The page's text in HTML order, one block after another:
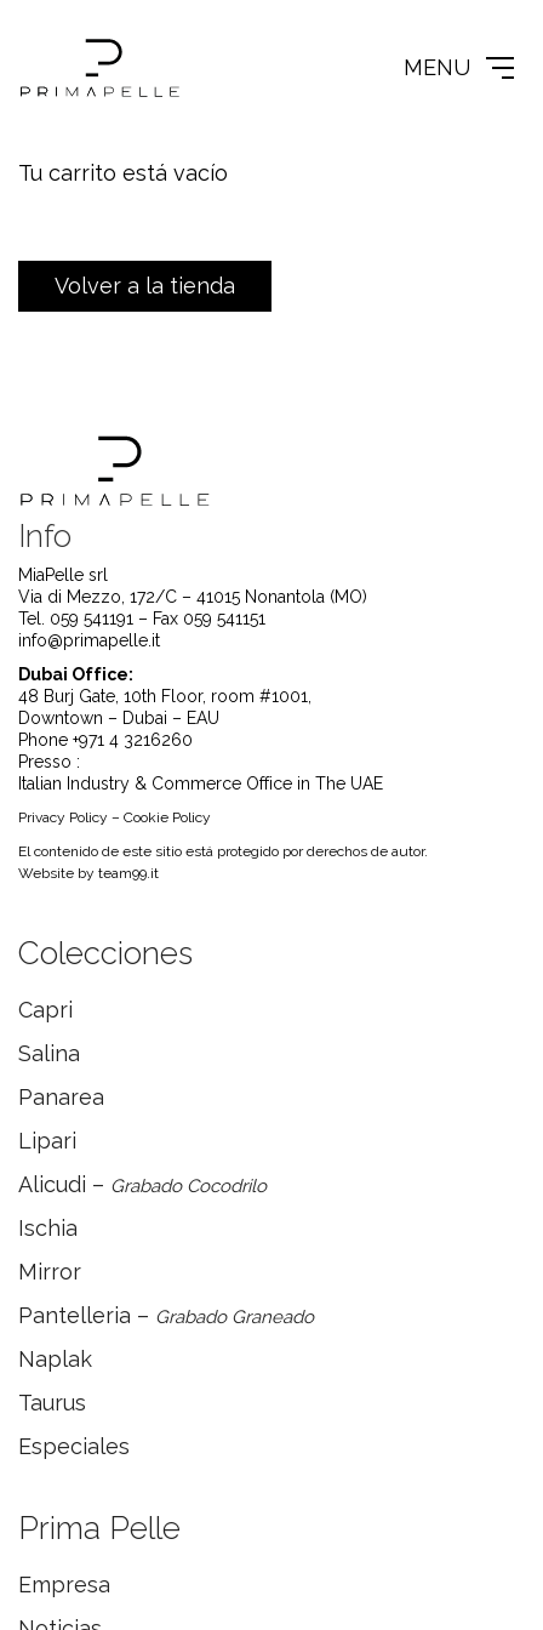
MENU
Tu carrito está vacío
Volver a la tienda
Info
MiaPelle srl
Via di Mezzo, 172/C – 41015 Nonantola (MO)
Tel. 059 541191 – Fax 059 541151
info@primapelle.it
Dubai Office:
48 Burj Gate, 10th Floor, room #1001,
Downtown – Dubai – EAU
Phone +971 4 3216260
Presso :
Italian Industry & Commerce Office in The UAE
Privacy Policy – Cookie Policy
El contenido de este sitio está protegido por derechos de autor.
Website by team99.it
Colecciones
Capri
Salina
Panarea
Lipari
Alicudi – Grabado Cocodrilo
Ischia
Mirror
Pantelleria – Grabado Graneado
Naplak
Taurus
Especiales
Prima Pelle
Empresa